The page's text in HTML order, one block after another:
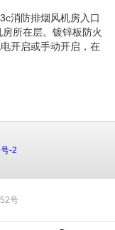
消防排烟风机房入口
所在层。镀锌板防火
开启或手动开启，在
-2
号